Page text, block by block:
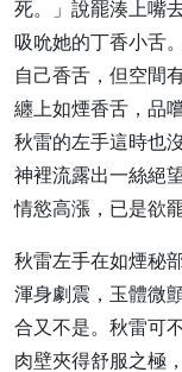
死。」說罷湊上嘴
吸吮她的丁香小舌
自己香舌，但空間
纏上如煙香舌，品
秋雷的左手這時也
神裡流露出一絲絕
情慾高漲，已是欲
秋雷左手在如煙秘
渾身劇震，玉體微
合又不是。秋雷可
肉壁夾得舒服之極